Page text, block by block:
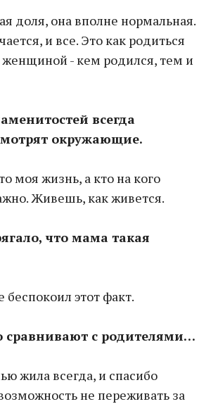
доля, она вполне нормальная.
и все. Это как родиться
- кем родился, тем и
всегда
окружающие.
моя жизнь, а кто на кого
Живешь, как живется.
что мама такая
беспокоил этот факт.
сравнивают с родителями…
жила всегда, и спасибо
не переживать за